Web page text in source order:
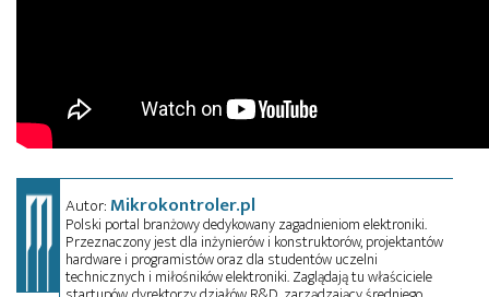
Autor:Mikrokontroler.pl
Polski portal branżowy dedykowany zagadnieniom elektroniki.
Przeznaczony jest dla inżynierów i konstruktorów, projektantów
hardware i programistów oraz dla studentów uczelni
technicznych i miłośników elektroniki. Zaglądają tu właściciele